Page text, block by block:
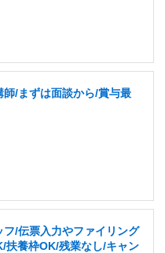
/まずは面談から/賞与最
/伝票入力やファイリング
扶養枠OK/残業なし/キャン